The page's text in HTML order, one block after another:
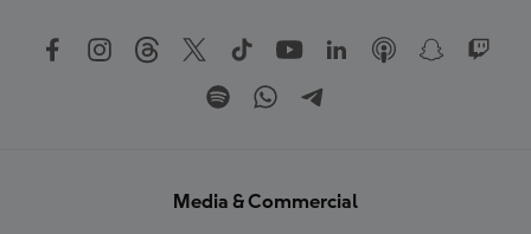
Media & Commercial